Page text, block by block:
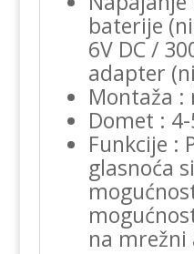
baterije
6V DC /
adapter
Montaža :
Domet :
Funkcije :
glasnoća
na